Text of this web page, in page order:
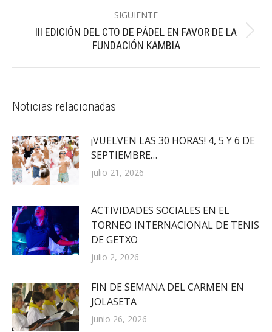
SIGUIENTE
Publicación
siguiente:
III EDICIÓN DEL CTO DE PÁDEL EN FAVOR DE LA
FUNDACIÓN KAMBIA
Noticias relacionadas
¡VUELVEN LAS 30 HORAS! 4, 5 Y 6 DE
SEPTIEMBRE…
julio 21, 2026
ACTIVIDADES SOCIALES EN EL
TORNEO INTERNACIONAL DE TENIS
DE GETXO
julio 2, 2026
FIN DE SEMANA DEL CARMEN EN
JOLASETA
junio 26, 2026